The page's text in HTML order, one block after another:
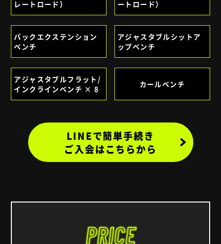
レートロード）
ートロード）
バックエクステンション
ベンチ
アジャスタブルシットア
ップベンチ
アジャスタブルフラット/
インクラインベンチ × 8
カールベンチ
LINEで簡単手続き
ご入会はこちらから